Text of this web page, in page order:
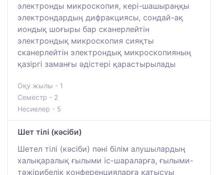
электронды микроскопия, кері-шашыраңқы
электрондардың дифракциясы, сондай-ақ
иондық шоғыры бар сканерлейтін
электрондық микроскопия сияқты
сканерлейтін электрондық микроскопияның
қазіргі заманғы әдістері қарастырылады
Оқу жылы - 1
Семестр - 2
Несиелер - 5
Шет тілі (кәсіби)
Шетел тілі (кәсіби) пәні білім алушылардың
халықаралық ғылыми іс-шараларға, ғылыми-
тәжірибелік конференцияларға қатысуы